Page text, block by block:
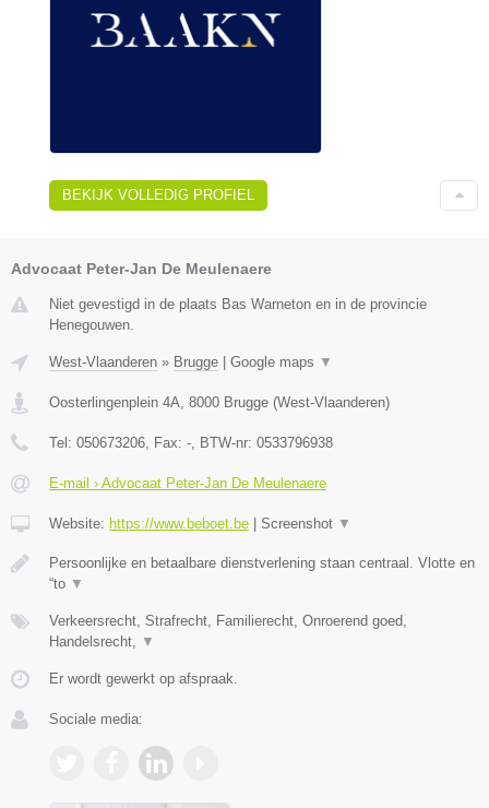
BEKIJK VOLLEDIG PROFIEL
Advocaat Peter-Jan De Meulenaere
Niet gevestigd in de plaats Bas Warneton en in de provincie
Henegouwen.
West-Vlaanderen » Brugge Google maps ▼
Oosterlingenplein 4A, 8000 Brugge (West-Vlaanderen)
Tel: 050673206, Fax: -, BTW-nr: 0533796938
E-mail › Advocaat Peter-Jan De Meulenaere
Website: https://www.beboet.be Screenshot ▼
Persoonlijke en betaalbare dienstverlening staan centraal. Vlotte en
“to ▼
Verkeersrecht, Strafrecht, Familierecht, Onroerend goed,
Handelsrecht, ▼
Er wordt gewerkt op afspraak.
Sociale media: